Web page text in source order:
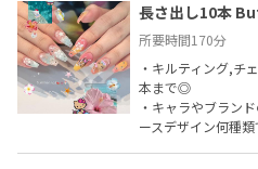
長さ出し10本
所要時間170分
・キルティング,チ
本まで◎
・キャラやブラン
ースデザイン何種